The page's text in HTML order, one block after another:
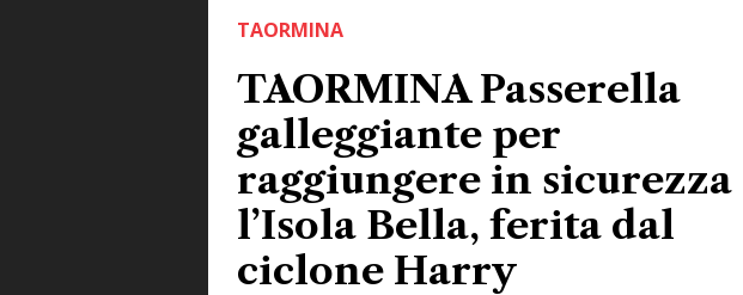
TAORMINA
TAORMINA Passerella
galleggiante per
raggiungere in sicurezza
l’Isola Bella, ferita dal
ciclone Harry